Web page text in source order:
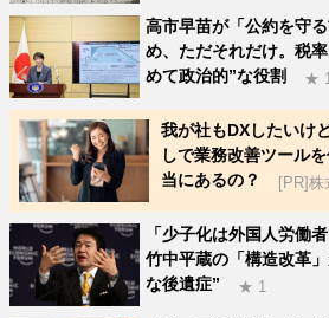
高市早苗が「公約を守
め、ただそれだけ。税
めて政治的”な役割
★
我が社もDXしたいけ
しで業務改善ツール
当にあるの？
[PR]株
「少子化は外国人労働
竹中平蔵の「構造改革
な後遺症”
★ 1